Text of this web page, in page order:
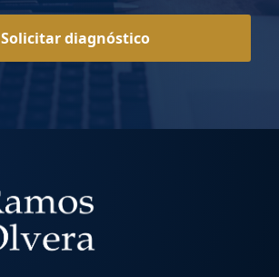
Solicitar diagnóstico